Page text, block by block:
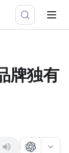
牌独有